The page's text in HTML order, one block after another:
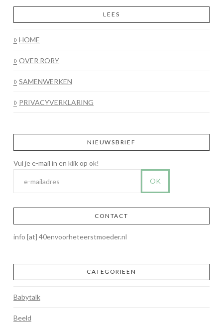
LEES
HOME
OVER RORY
SAMENWERKEN
PRIVACYVERKLARING
NIEUWSBRIEF
CONTACT
info [at] 40envoorheteerstmoeder.nl
CATEGORIEËN
Babytalk
Beeld